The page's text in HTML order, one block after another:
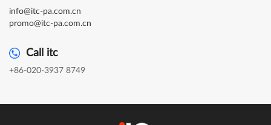
info@itc-pa.com.cn
promo@itc-pa.com.cn
Call itc
+86-020-3937 8749